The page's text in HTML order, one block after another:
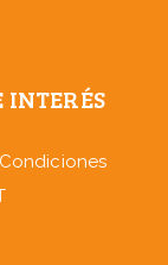
INTERÉS